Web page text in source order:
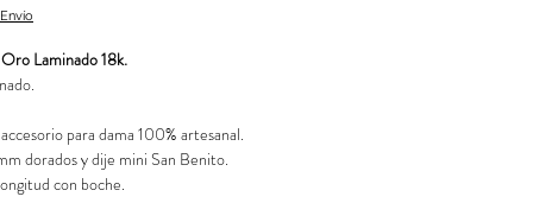
Laminado 18k.
para dama 100% artesanal.
dorados y dije mini San Benito.
con boche.